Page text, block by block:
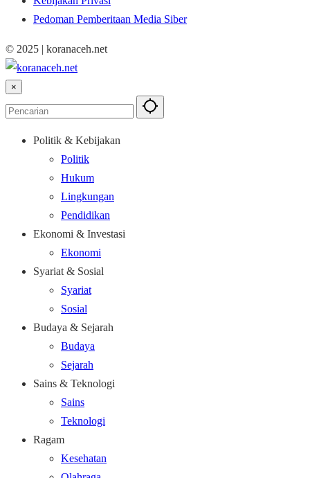
Pedoman Pemberitaan Media Siber
© 2025 | koranaceh.net
×
Politik & Kebijakan
Politik
Hukum
Lingkungan
Pendidikan
Ekonomi & Investasi
Ekonomi
Syariat & Sosial
Syariat
Sosial
Budaya & Sejarah
Budaya
Sejarah
Sains & Teknologi
Sains
Teknologi
Ragam
Kesehatan